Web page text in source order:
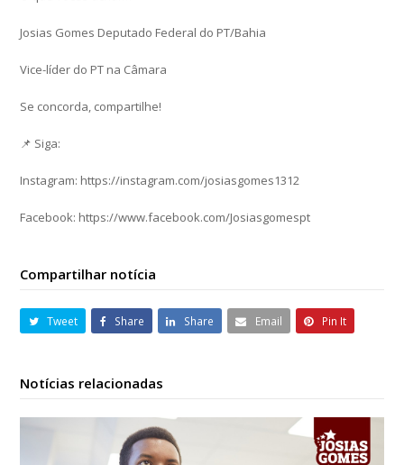
Josias Gomes Deputado Federal do PT/Bahia
Vice-líder do PT na Câmara
Se concorda, compartilhe!
📌 Siga:
Instagram: https://instagram.com/josiasgomes1312
Facebook: https://www.facebook.com/Josiasgomespt
Compartilhar notícia
Tweet Share Share Email Pin It
Notícias relacionadas